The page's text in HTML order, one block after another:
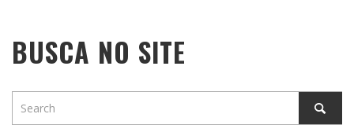
BUSCA NO SITE